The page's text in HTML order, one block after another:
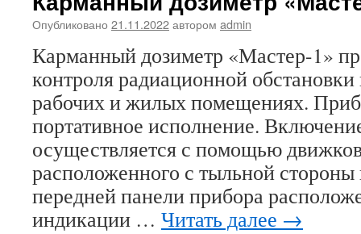
Опубликовано 21.11.2022автором admin
Карманный дозиметр «Мастер-1»
контроля радиационной
рабочих и жилых помещениях.
портативное исполнение.
осуществляется с помощью
расположенного с тыльной
передней панели прибора
индикации … Читать далее →